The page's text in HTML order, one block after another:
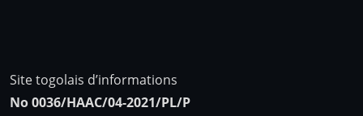
Site togolais d’informations
No 0036/HAAC/04-2021/PL/P